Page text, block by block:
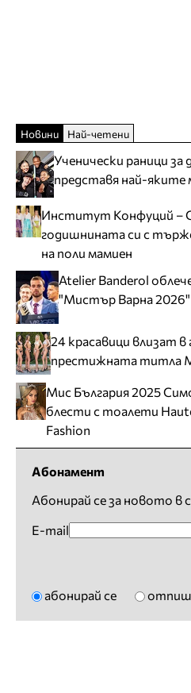
Новини Най-четени
Ученически раници за
представя най-яките
Институт Конфуций –
годишнината си с
на поли мамиен
Atelier Banderol
"Мистър Варна 2026"
24 красавици влизат
престижната титла
Мис България 2025
блести с тоалети
Fashion
Абонамент
Абонирай се за новото в
E-mail
абонирай се